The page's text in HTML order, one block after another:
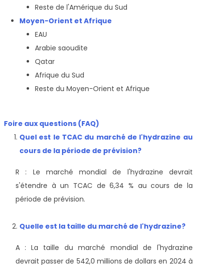
Reste de l'Amérique du Sud
Moyen-Orient et Afrique
EAU
Arabie saoudite
Qatar
Afrique du Sud
Reste du Moyen-Orient et Afrique
Foire aux questions (FAQ)
Quel est le TCAC du marché de l'hydrazine au
cours de la période de prévision?
R : Le marché mondial de l'hydrazine devrait
s'étendre à un TCAC de 6,34 % au cours de la
période de prévision.
Quelle est la taille du marché de l'hydrazine?
A : La taille du marché mondial de l'hydrazine
devrait passer de 542,0 millions de dollars en 2024 à